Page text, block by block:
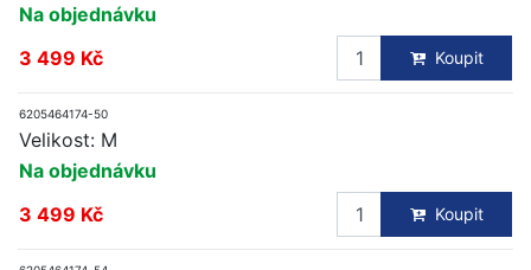
Na objednávku
3 499 Kč
Koupit
6205464174-50
Velikost: M
Na objednávku
3 499 Kč
Koupit